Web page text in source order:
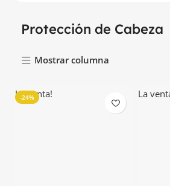
Protección de Cabeza
Mostrar columna
-24%
La venta! La